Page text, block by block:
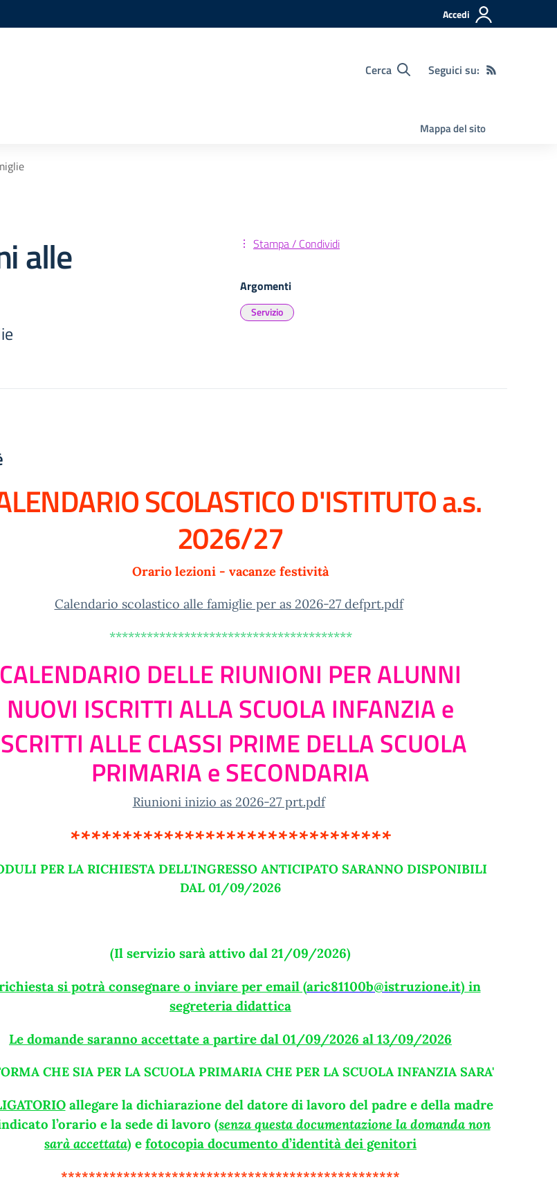
Accedi
Cerca Seguici su:
Mappa del sito
alle Stampa / Condividi
Argomenti
Servizio
SCOLASTICO D'ISTITUTO a.s.
2026/27
Orario lezioni - vacanze festività
Calendario scolastico alle famiglie per as 2026-27 defprt.pdf
***************************************
CALENDARIO DELLE RIUNIONI PER ALUNNI
NUOVI ISCRITTI ALLA SCUOLA INFANZIA e
ALLE CLASSI PRIME DELLA SCUOLA
PRIMARIA e SECONDARIA
Riunioni inizio as 2026-27 prt.pdf
*******************************
PER LA RICHIESTA DELL'INGRESSO ANTICIPATO SARANNO DISPONIBILI
DAL 01/09/2026
(Il servizio sarà attivo dal 21/09/2026)
si potrà consegnare o inviare per email (aric81100b@istruzione.it) in
segreteria didattica
Le domande saranno accettate a partire dal 01/09/2026 al 13/09/2026
CHE SIA PER LA SCUOLA PRIMARIA CHE PER LA SCUOLA INFANZIA SARA'
allegare la dichiarazione del datore di lavoro del padre e della madre
l’orario e la sede di lavoro (senza questa documentazione la domanda non
sarà accettata) e fotocopia documento d’identità dei genitori
*************************************************